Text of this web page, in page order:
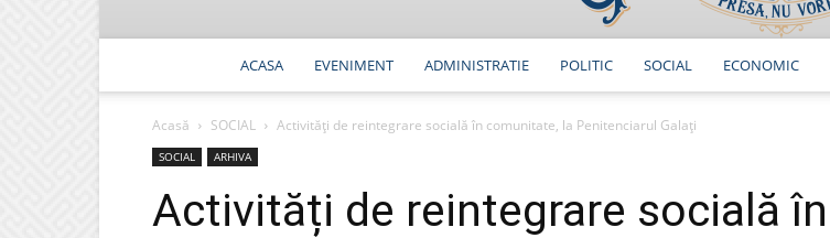
ACASA EVENIMENT ADMINISTRATIE POLITIC SOCIAL ECONOMIC
Acasă SOCIAL Activități de reintegrare socială în comunitate, la Penitenciarul Galați
SOCIAL ARHIVA
Activități de reintegrare socială în